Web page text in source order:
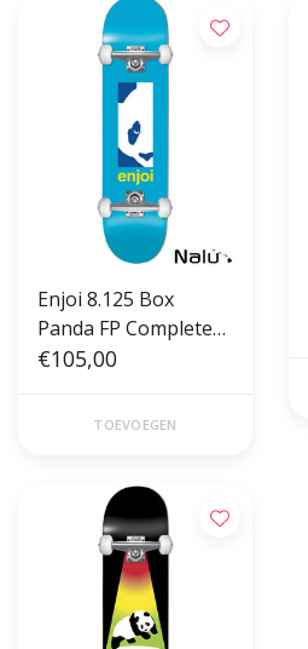
Enjoi 8.125 Box
Panda FP Complete
Skateboard Blue
€105,00
TOEVOEGEN